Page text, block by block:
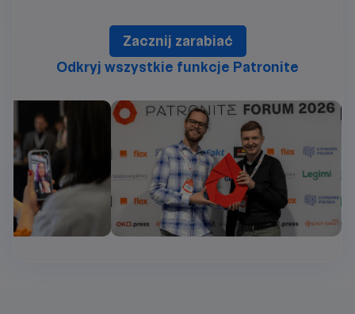
Zacznij zarabiać
Odkryj wszystkie funkcje Patronite